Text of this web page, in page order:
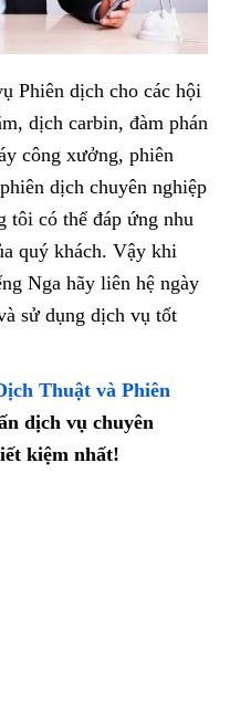
Phiên dịch cho các hội
dịch carbin, đàm phán
công xưởng, phiên
dịch chuyên nghiệp
tôi có thể đáp ứng nhu
quý khách. Vậy khi
Nga hãy liên hệ ngày
sử dụng dịch vụ tốt
Thuật và Phiên
dịch vụ chuyên
kiệm nhất!